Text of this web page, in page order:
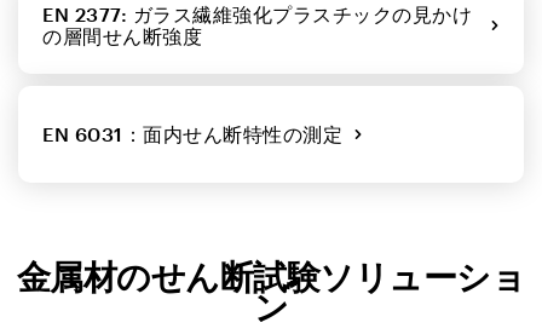
EN 2377: ガラス繊維強化プラスチックの見かけ
の層間せん断強度
EN 6031：面内せん断特性の測定
金属材のせん断試験ソリューショ
ン